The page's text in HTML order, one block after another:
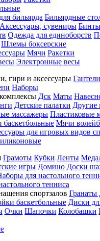
бильярда Бильярдные
Аксессуары, сувениры
Одежда для единоборств
Шлемы боксерские
Мячи Ракетки
Электронные весы
гири и аксессуары Гантели
Наборы
Дск Маты
Детские палатки Другие
массажеры Пластиковые
Мячи
для игровых видов
Грамоты Кубки Ленты
игры Домино Доски
для настольного
тенниса
спортзалов Гранаты
баскетбольные Диски
Очки Шапочки Колобашки